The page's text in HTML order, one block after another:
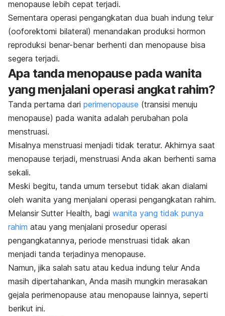
menopause lebih cepat terjadi.
Sementara operasi pengangkatan dua buah indung telur
(ooforektomi bilateral) menandakan produksi hormon
reproduksi benar-benar berhenti dan menopause bisa
segera terjadi.
Apa tanda menopause pada wanita
yang menjalani operasi angkat rahim?
Tanda pertama dari perimenopause (transisi menuju
menopause) pada wanita adalah perubahan pola
menstruasi.
Misalnya menstruasi menjadi tidak teratur. Akhirnya saat
menopause terjadi, menstruasi Anda akan berhenti sama
sekali.
Meski begitu, tanda umum tersebut tidak akan dialami
oleh wanita yang menjalani operasi pengangkatan rahim.
Melansir Sutter Health, bagi wanita yang tidak punya
rahim atau yang menjalani prosedur operasi
pengangkatannya, periode menstruasi tidak akan
menjadi tanda terjadinya menopause.
Namun, jika salah satu atau kedua indung telur Anda
masih dipertahankan, Anda masih mungkin merasakan
gejala perimenopause atau menopause lainnya, seperti
berikut ini.